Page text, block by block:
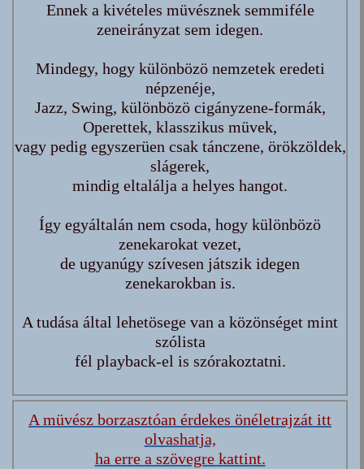
Ennek a kivételes müvésznek semmiféle
zeneirányzat sem idegen.
Mindegy, hogy különbözö nemzetek eredeti
népzenéje,
Jazz, Swing, különbözö cigányzene-formák,
Operettek, klasszikus müvek,
vagy pedig egyszerüen csak tánczene, örökzöldek,
slágerek,
mindig eltalálja a helyes hangot.
Így egyáltalán nem csoda, hogy különbözö
zenekarokat vezet,
de ugyanúgy szívesen játszik idegen
zenekarokban is.
A tudása által lehetösege van a közönséget mint
szólista
fél playback-el is szórakoztatni.
A müvész borzasztóan érdekes önéletrajzát itt
olvashatja,
ha erre a szövegre kattint.